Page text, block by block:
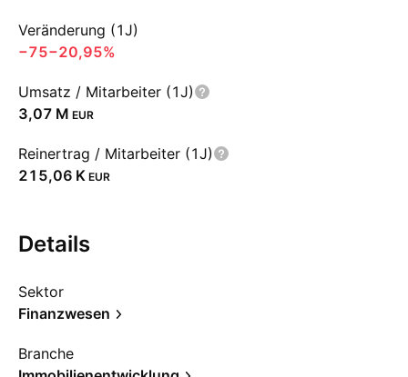
Veränderung (1J)
−75−20,95%
Umsatz / Mitarbeiter (1J)
‪3,07 M‬ EUR
Reinertrag / Mitarbeiter (1J)
‪215,06 K‬ EUR
Details
Sektor
Finanzwesen
Branche